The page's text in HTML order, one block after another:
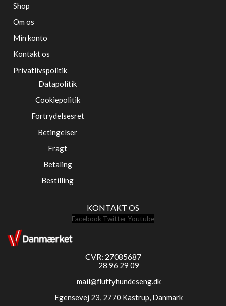
Shop
Om os
Min konto
Kontakt os
Privatlivspolitik
Datapolitik
Cookiepolitik
Fortrydelsesret
Betingelser
Fragt
Betaling
Bestilling
KONTAKT OS
Facebook TwitterYoutube
CVR: 27085687
28 96 29 09
mail@fluffyhundeseng.dk
Egensevej 23, 2770 Kastrup, Danmark